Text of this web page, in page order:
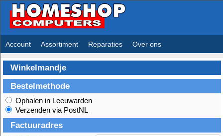
Account Assortiment Reparaties Over ons
Winkelmandje
Bestelmethode
Ophalen in Leeuwarden
Verzenden via PostNL
Factuuradres